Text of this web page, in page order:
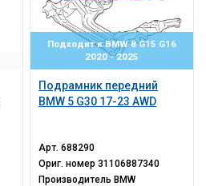
Подходит к BMW 8 G15 G16
2020 - 2025
Подрамник передний
BMW 5 G30 17-23 AWD
Арт.688290
Ориг. номер31106887340
ПроизводительBMW